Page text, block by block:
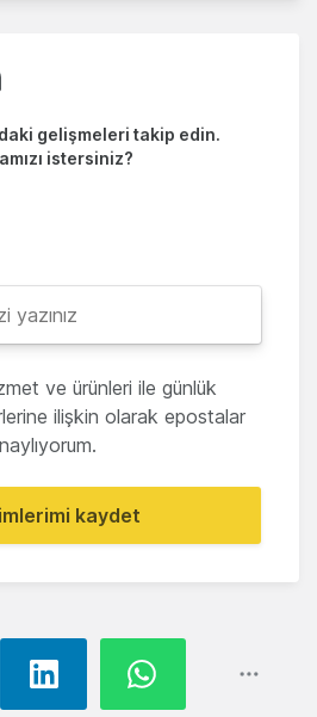
gelişmeleri takip edin.
istersiniz?
ve ürünleri ile günlük
ilişkin olarak epostalar
kaydet